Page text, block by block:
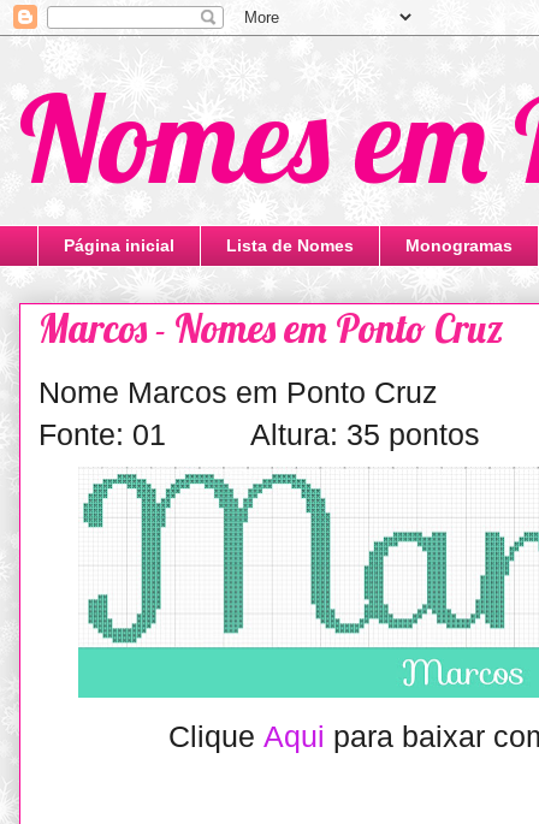
Nomes
Página inicial Lista de Nomes Monogramas
Marcos - Nomes em Ponto Cruz
Nome Marcos em Ponto Cruz
Fonte: 01 Altura: 35 pontos
Clique Aqui para baixar